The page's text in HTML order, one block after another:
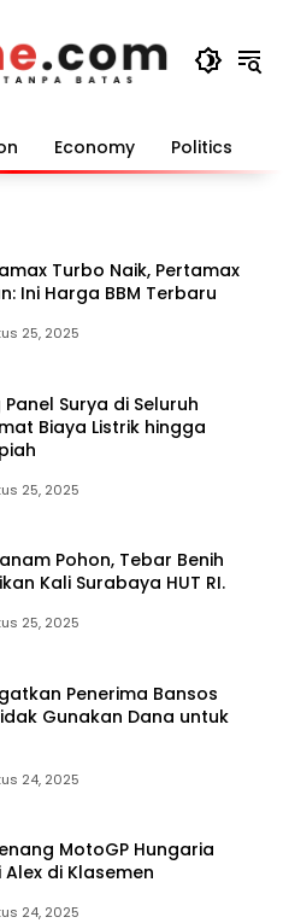
Economy Politics
Turbo Naik, Pertamax
Ini Harga BBM Terbaru
25, 2025
Panel Surya di Seluruh
Biaya Listrik hingga
25, 2025
Pohon, Tebar Benih
Kali Surabaya HUT RI.
25, 2025
Penerima Bansos
Gunakan Dana untuk
24, 2025
MotoGP Hungaria
Alex di Klasemen
24, 2025